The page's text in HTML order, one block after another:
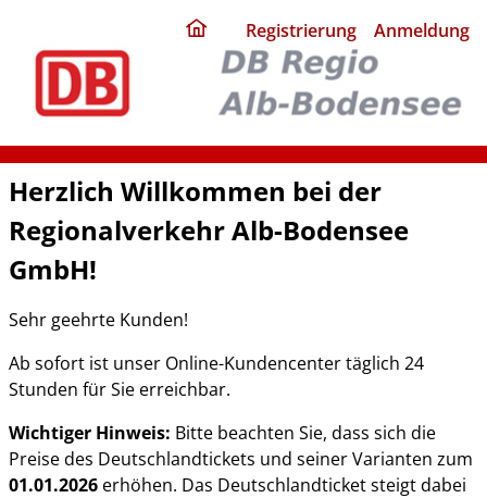
home
page
Registrierung Anmeldung
Herzlich Willkommen bei der
Regionalverkehr Alb-Bodensee
GmbH!
Sehr geehrte Kunden!
Ab sofort ist unser Online-Kundencenter täglich 24
Stunden für Sie erreichbar.
Wichtiger Hinweis: Bitte beachten Sie, dass sich die
Preise des Deutschlandtickets und seiner Varianten zum
01.01.2026 erhöhen. Das Deutschlandticket steigt dabei